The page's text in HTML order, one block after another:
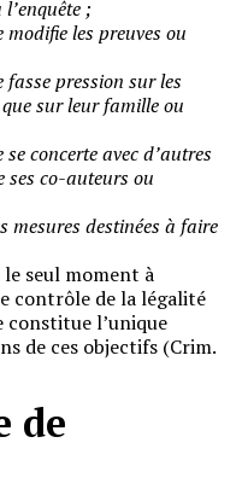
;
les preuves ou
fasse pression sur les
sur leur famille ou
concerte avec d’autres
ses co-auteurs ou
destinées à faire
seul moment à
contrôle de la légalité
constitue l’unique
de ces objectifs (Crim.
de